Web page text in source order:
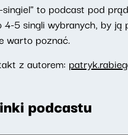
to podcast pod
4-5 singli wybranych, by ją
warto poznać.
z autorem:
podcastu